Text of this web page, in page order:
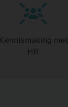
Kennismaking met
HR